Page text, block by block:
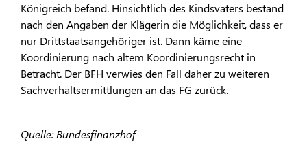
Königreich befand. Hinsichtlich des Kindsvaters bestand
nach den Angaben der Klägerin die Möglichkeit, dass er
nur Drittstaatsangehöriger ist. Dann käme eine
Koordinierung nach altem Koordinierungsrecht in
Betracht. Der BFH verwies den Fall daher zu weiteren
Sachverhaltsermittlungen an das FG zurück.
Quelle: Bundesfinanzhof